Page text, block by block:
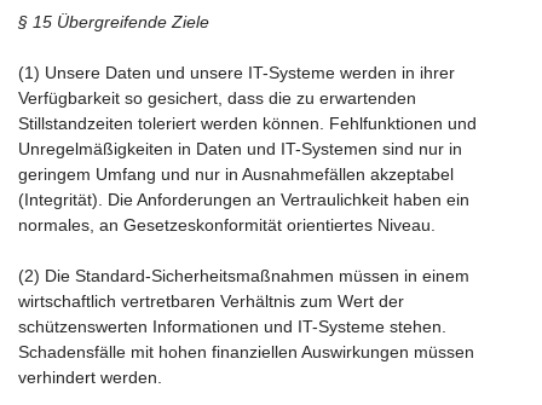
§ 15 Übergreifende Ziele
(1) Unsere Daten und unsere IT-Systeme werden in ihrer
Verfügbarkeit so gesichert, dass die zu erwartenden
Stillstandzeiten toleriert werden können. Fehlfunktionen und
Unregelmäßigkeiten in Daten und IT-Systemen sind nur in
geringem Umfang und nur in Ausnahmefällen akzeptabel
(Integrität). Die Anforderungen an Vertraulichkeit haben ein
normales, an Gesetzeskonformität orientiertes Niveau.
(2) Die Standard-Sicherheitsmaßnahmen müssen in einem
wirtschaftlich vertretbaren Verhältnis zum Wert der
schützenswerten Informationen und IT-Systeme stehen.
Schadensfälle mit hohen finanziellen Auswirkungen müssen
verhindert werden.